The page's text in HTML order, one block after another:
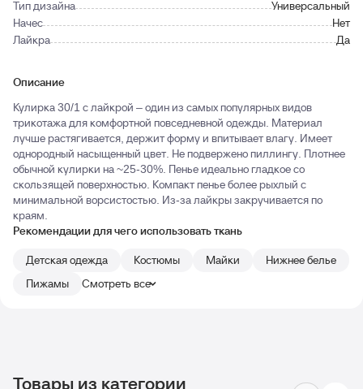
Тип дизайна
Универсальный
Начес
Нет
Лайкра
Да
Описание
Кулирка 30/1 с лайкрой – один из самых популярных видов
трикотажа для комфортной повседневной одежды. Материал
лучше растягивается, держит форму и впитывает влагу. Имеет
однородный насыщенный цвет. Не подвержено пиллингу. Плотнее
обычной кулирки на ~25-30%. Пенье идеально гладкое со
скользящей поверхностью. Компакт пенье более рыхлый с
минимальной ворсистостью. Из-за лайкры закручивается по
краям.
Рекомендации для чего использовать ткань
Детская одежда
Костюмы Майки
Нижнее белье
Пижамы
Смотреть все
Товары из категории